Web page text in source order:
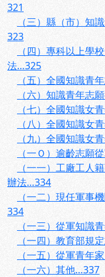
321
（三）縣（市）知
323
（四）專科以上學
法…325
（五）全國知識青
（六）知識青年志
（七）全國知識女
（八）全國知識女
（九）全國知識女
（一Ｏ）逾齡志願
（一一）工廠工人
辦法…334
（一二）現任軍事
334
（一三）從軍知識
（一四）教育部規
（一五）從軍青年
（一六）其他…337